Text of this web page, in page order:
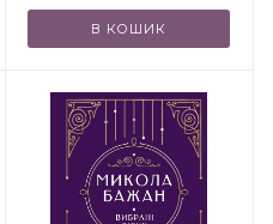
В КОШИК